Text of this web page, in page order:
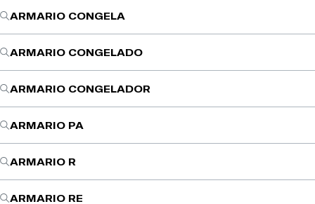
ARMARIO CONGELA
ARMARIO CONGELADO
ARMARIO CONGELADOR
ARMARIO PA
ARMARIO R
ARMARIO RE